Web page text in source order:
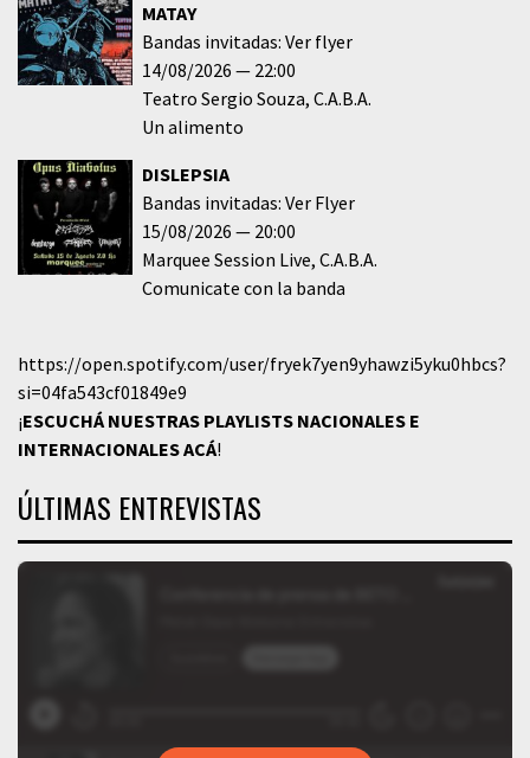
MATAY
Bandas invitadas: Ver flyer
14/08/2026
22:00
Teatro Sergio Souza C.A.B.A.
Un alimento
DISLEPSIA
Bandas invitadas: Ver Flyer
15/08/2026
20:00
Marquee Session Live C.A.B.A.
Comunicate con la banda
https://open.spotify.com/user/fryek7yen9yhawzi5yku0hbcs?
si=04fa543cf01849e9
¡ESCUCHÁ NUESTRAS PLAYLISTS NACIONALES E
INTERNACIONALESACÁ!
ÚLTIMAS ENTREVISTAS